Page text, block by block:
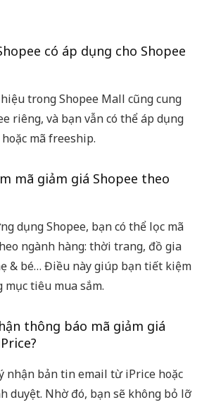
có áp dụng cho Shopee
trong Shopee Mall cũng cung
riêng, và bạn vẫn có thể áp dụng
mã freeship.
mã giảm giá Shopee theo
dụng Shopee, bạn có thể lọc mã
ngành hàng: thời trang, đồ gia
& bé… Điều này giúp bạn tiết kiệm
tiêu mua sắm.
thông báo mã giảm giá
nhận bản tin email từ iPrice hoặc
duyệt. Nhờ đó, bạn sẽ không bỏ lỡ